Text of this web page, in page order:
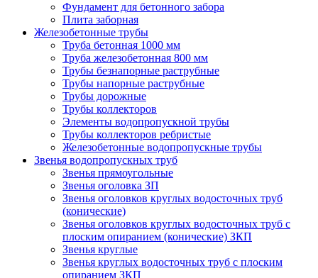
Фундамент для бетонного забора
Плита заборная
Железобетонные трубы
Труба бетонная 1000 мм
Труба железобетонная 800 мм
Трубы безнапорные раструбные
Трубы напорные раструбные
Трубы дорожные
Трубы коллекторов
Элементы водопропускной трубы
Трубы коллекторов ребристые
Железобетонные водопропускные трубы
Звенья водопропускных труб
Звенья прямоугольные
Звенья оголовка ЗП
Звенья оголовков круглых водосточных труб
(конические)
Звенья оголовков круглых водосточных труб с
плоским опиранием (конические) ЗКП
Звенья круглые
Звенья круглых водосточных труб с плоским
опиранием ЗКП